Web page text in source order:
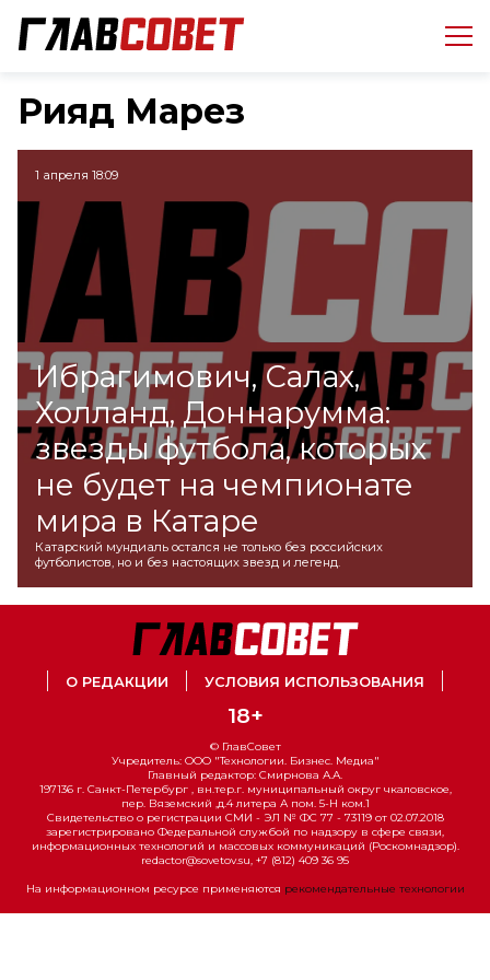
Рияд Марез
1 апреля 18:09
Ибрагимович, Салах,
Холланд, Доннарумма:
звезды футбола, которых
не будет на чемпионате
мира в Катаре
Катарский мундиаль остался не только без российских
футболистов, но и без настоящих звезд и легенд.
О РЕДАКЦИИ УСЛОВИЯ ИСПОЛЬЗОВАНИЯ
18+
© ГлавСовет
Учредитель: ООО "Технологии. Бизнес. Медиа"
Главный редактор: Смирнова А.А.
197136 г. Санкт-Петербург , вн.тер.г. муниципальный округ чкаловское,
пер. Вяземский ,д.4 литера А пом. 5-Н ком.1
Свидетельство о регистрации СМИ - ЭЛ № ФС 77 - 73119 от 02.07.2018
зарегистрировано Федеральной службой по надзору в сфере связи,
информационных технологий и массовых коммуникаций (Роскомнадзор).
redactor@sovetov.su, +7 (812) 409 36 95
На информационном ресурсе применяются рекомендательные технологии